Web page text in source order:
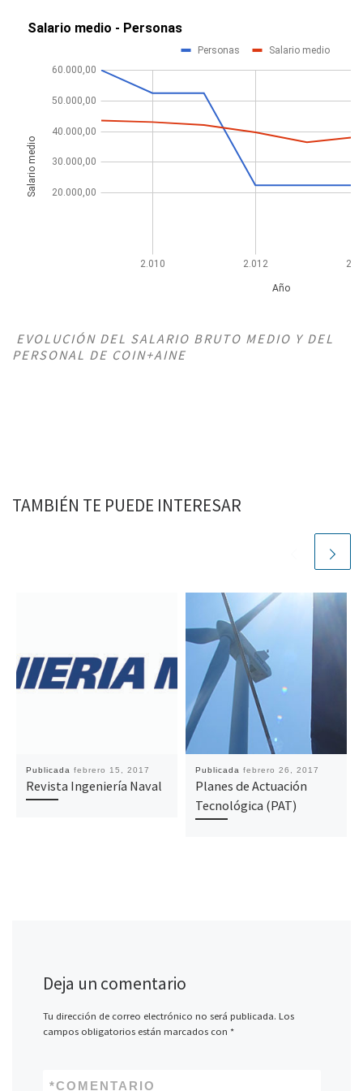
EVOLUCIÓN DEL SALARIO BRUTO MEDIO Y DEL
PERSONAL DE COIN+AINE
TAMBIÉN TE PUEDE INTERESAR
Publicada febrero 15, 2017
Revista Ingeniería Naval
Publicada febrero 26, 2017
Planes de Actuación
Tecnológica (PAT)
Deja un comentario
Tu dirección de correo electrónico no será publicada. Los
campos obligatorios están marcados con *
COMENTARIO
*